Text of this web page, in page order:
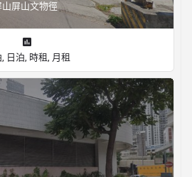
屏山文物徑
日泊, 時租, 月租